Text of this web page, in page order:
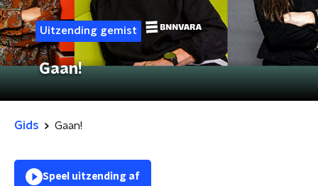
Uitzending gemist
Gaan!
Gids Gaan!
Speel uitzending af